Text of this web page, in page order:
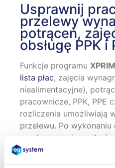
Usprawnij
przelewy
potrąceń,
obsługę PPK i
Funkcje programu
lista płac, zajęcia
niealimentacyjne),
pracownicze, PPK, PPE
rozliczenia umożliwiają
przelewu. Po
przelewu, może on być
systemu bankowego w